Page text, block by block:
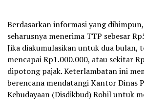
Berdasarkan informasi yang
seharusnya menerima TTP sebesar
Jika diakumulasikan untuk dua bulan,
mencapai Rp1.000.000, atau sekitar
dipotong pajak. Keterlambatan ini
berencana mendatangi Kantor Dinas
Kebudayaan (Disdikbud) Rohil untuk